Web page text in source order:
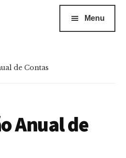
Menu
de Contas
Anual de